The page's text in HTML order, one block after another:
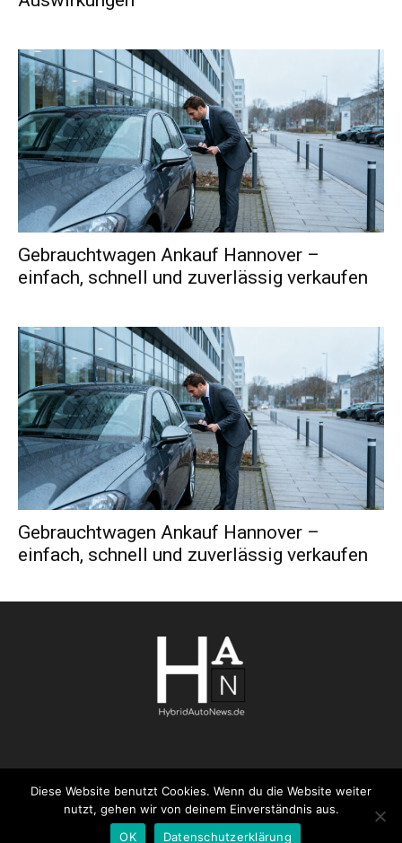
Gebrauchtwagen Ankauf Hannover –
einfach, schnell und zuverlässig verkaufen
Gebrauchtwagen Ankauf Hannover –
einfach, schnell und zuverlässig verkaufen
AGB Datenschutzerklärung FAQ Kontakt
Impressum
Pressemitteilung veröffentlichen
Diese Website benutzt Cookies. Wenn du die Website weiter
nutzt, gehen wir von deinem Einverständnis aus.
OK
Datenschutzerklärung